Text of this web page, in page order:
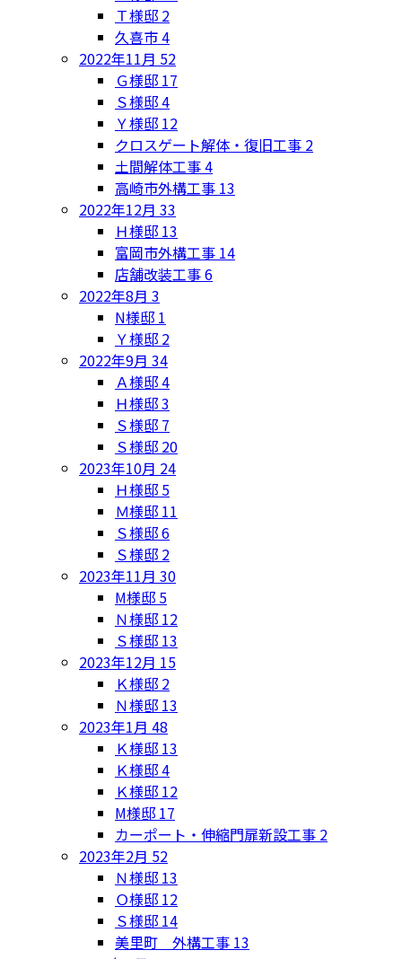
Ｔ様邸 2
久喜市4
2022年11月 52
Ｇ様邸 17
Ｓ様邸4
Ｙ様邸 12
クロスゲート解体・復旧工事 2
土間解体工事4
高崎市外構工事 13
2022年12月 33
Ｈ様邸 13
富岡市外構工事 14
店舗改装工事6
2022年8月 3
N様邸 1
Ｙ様邸 2
2022年9月 34
Ａ様邸4
Ｈ様邸3
Ｓ様邸 7
Ｓ様邸 20
2023年10月 24
Ｈ様邸 5
Ｍ様邸 11
Ｓ様邸6
Ｓ様邸 2
2023年11月 30
M様邸 5
Ｎ様邸 12
Ｓ様邸 13
2023年12月 15
Ｋ様邸 2
Ｎ様邸 13
2023年1月 48
Ｋ様邸 13
Ｋ様邸4
Ｋ様邸 12
M様邸 17
カーポート・伸縮門扉新設工事 2
2023年2月 52
Ｎ様邸 13
Ｏ様邸 12
Ｓ様邸 14
美里町 外構工事 13